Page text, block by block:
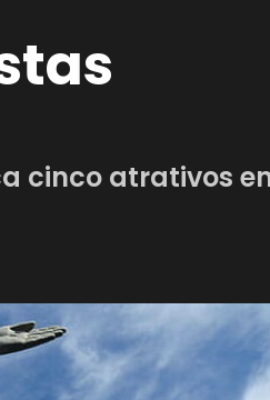
cinco atrativos